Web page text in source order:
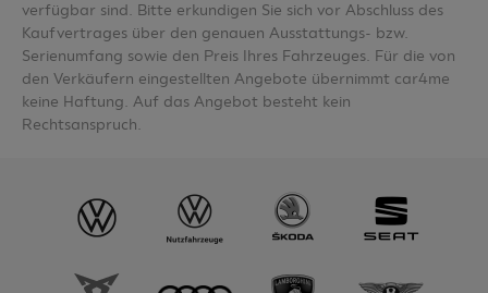
verfügbar sind. Bitte erkundigen Sie sich vor Abschluss des
Kaufvertrages über den genauen Ausstattungs- bzw.
Serienumfang sowie den Preis Ihres Fahrzeuges. Für die von
den Verkäufern eingestellten Angebote übernimmt car4me
keine Haftung. Auf das Angebot besteht kein
Rechtsanspruch.